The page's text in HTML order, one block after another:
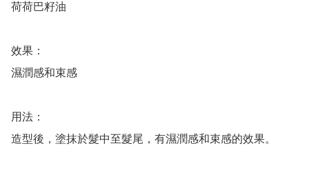
荷荷巴籽油
效果：
濕潤感和束感
用法：
造型後，塗抹於髮中至髮尾，有濕潤感和束感的效果。